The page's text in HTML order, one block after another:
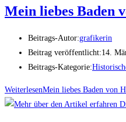
Mein liebes Baden
Beitrags-Autor:grafikerin
Beitrag veröffentlicht:14.
Beitrags-Kategorie:
WeiterlesenMein liebes Baden von